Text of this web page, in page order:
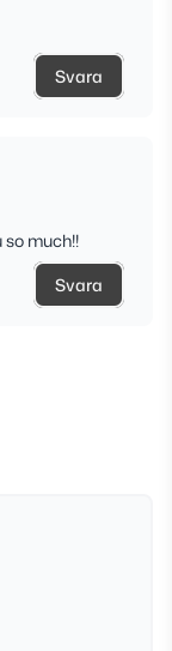
Svara
much!!
Svara